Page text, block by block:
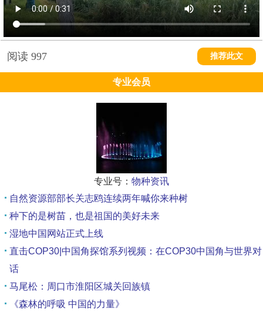
阅读 997 推荐此文
专业会员
专业号： 物种资讯
自然资源部部长关志鸥连续两年喊你来种树
种下的是树苗，也是祖国的美好未来
湿地中国网站正式上线
直击COP30|中国角探馆系列视频：在COP30中国角与世界对
话
马尾松：周口市淮阳区城关回族镇
《森林的呼吸 中国的力量》